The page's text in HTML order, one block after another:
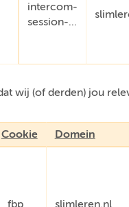
intercom-
session-...
wij (of derden) jou
Cookie Domein
_fbp slimleren.nl